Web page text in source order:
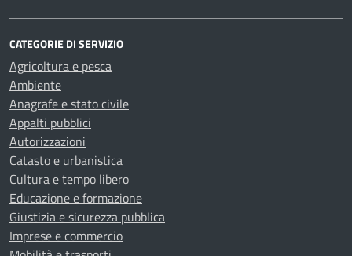
CATEGORIE DI SERVIZIO
Agricoltura e pesca
Ambiente
Anagrafe e stato civile
Appalti pubblici
Autorizzazioni
Catasto e urbanistica
Cultura e tempo libero
Educazione e formazione
Giustizia e sicurezza pubblica
Imprese e commercio